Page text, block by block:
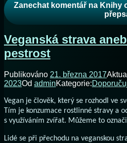
Zanechat komentář na Knihy
Veganská strava
pestrost
Publikováno 21. března 2017
2023Od adminKategorie:
Vegan je člověk, který se rozhodl ve
Tím je konzumace rostlinné stravy a
s využíváním zvířat. Můžeme to
Lidé se při přechodu na veganskou